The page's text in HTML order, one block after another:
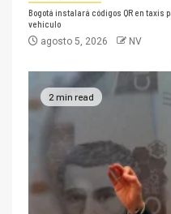
Bogotá instalará códigos QR en
vehículo
agosto 5, 2026 NV
2 min read